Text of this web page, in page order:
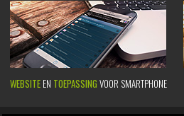
WEBSITEEN TOEPASSING VOOR SMARTPHONE